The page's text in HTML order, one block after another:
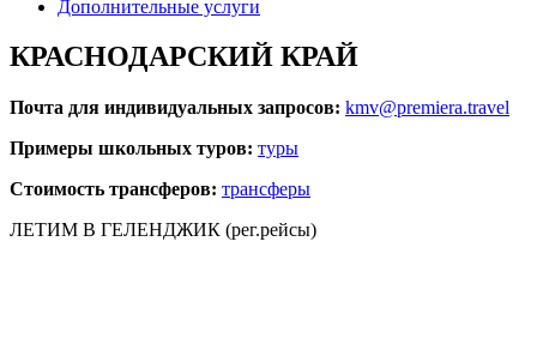
Дополнительные услуги
КРАСНОДАРСКИЙ КРАЙ
Почта для индивидуальных запросов: kmv@premiera.travel
Примеры школьных туров: туры
Стоимость трансферов: трансферы
ЛЕТИМ В ГЕЛЕНДЖИК (рег.рейсы)